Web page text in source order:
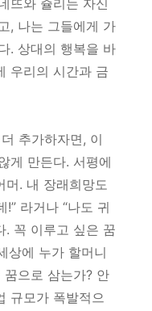
뜨와 쥴리는 자신
, 나는 그들에게 가
. 상대의 행복을 바
우리의 시간과 금
추가하자면, 이
게 만든다. 서평에
머. 내 장래희망도
라거나 “나도 귀
. 꼭 이루고 싶은 꿈
상에 누가 할머니
으로 삼는가? 안
규모가 폭발적으